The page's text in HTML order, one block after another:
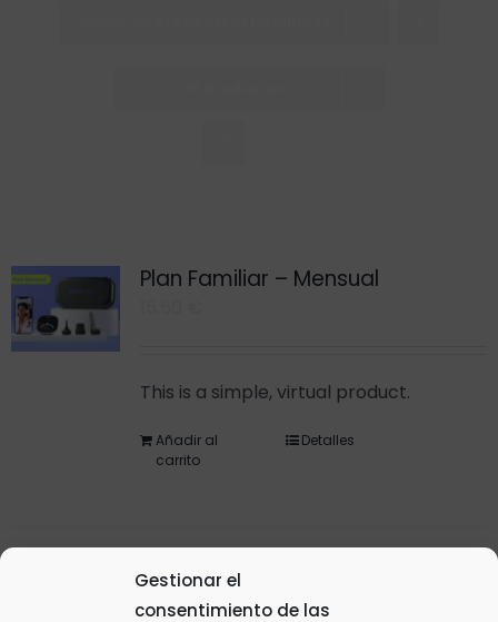
Gestionar el
consentimiento de las
Plan Familiar – Mensual
This is a simple, virtual product.
Añadir al
carrito
Detalles
Plan Familiar – Anual